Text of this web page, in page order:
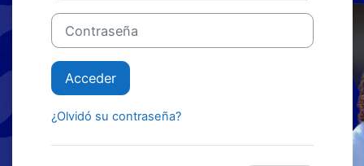
Contraseña
Acceder
¿Olvidó su contraseña?